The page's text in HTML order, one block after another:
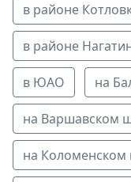
в районе
в районе
в ЮАО на
на Варшавском
на Коломенском